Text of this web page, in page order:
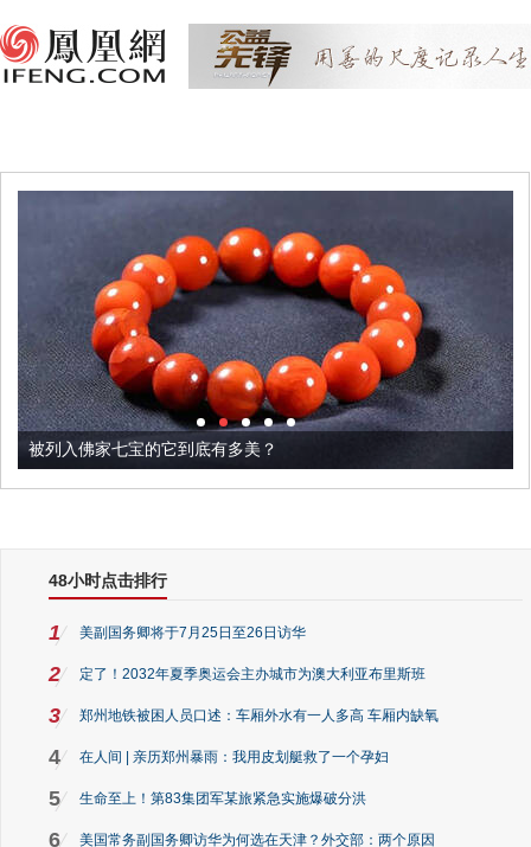
被列入佛家七宝的它到底有多美？
48小时点击排行
1 美副国务卿将于7月25日至26日访华
2 定了！2032年夏季奥运会主办城市为澳大利亚布里斯班
3 郑州地铁被困人员口述：车厢外水有一人多高 车厢内缺氧
4 在人间 | 亲历郑州暴雨：我用皮划艇救了一个孕妇
5 生命至上！第83集团军某旅紧急实施爆破分洪
6 美国常务副国务卿访华为何选在天津？外交部：两个原因